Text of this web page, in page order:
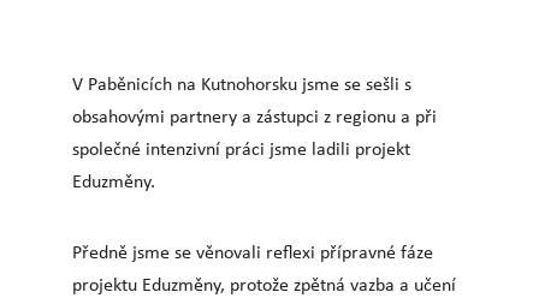
V Paběnicích na Kutnohorsku jsme se sešli s
obsahovými partnery a zástupci z regionu a při
společné intenzivní práci jsme ladili projekt
Eduzměny.
Předně jsme se věnovali reflexi přípravné fáze
projektu Eduzměny, protože zpětná vazba a učení